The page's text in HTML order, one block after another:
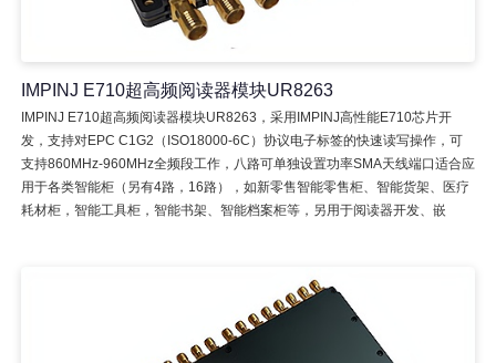
IMPINJ E710超高频阅读器模块UR8263
IMPINJ E710超高频阅读器模块UR8263，采用IMPINJ高性能E710芯片开
发，支持对EPC C1G2（ISO18000-6C）协议电子标签的快速读写操作，可
支持860MHz-960MHz全频段工作，八路可单独设置功率SMA天线端口适合应
用于各类智能柜（另有4路，16路），如新零售智能零售柜、智能货架、医疗
耗材柜，智能工具柜，智能书架、智能档案柜等，另用于阅读器开发、嵌